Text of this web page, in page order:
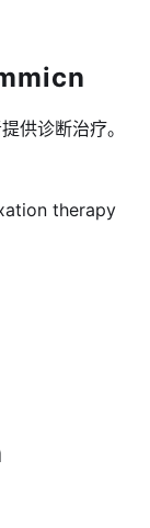
供诊断治疗。
therapy